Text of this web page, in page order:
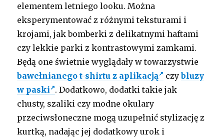
elementem letniego looku. Można
eksperymentować z różnymi teksturami i
krojami, jak bomberki z delikatnymi haftami
czy lekkie parki z kontrastowymi zamkami.
Będą one świetnie wyglądały w towarzystwie
bawełnianego t-shirtu z aplikacją
czybluzy
w paski . Dodatkowo, dodatki takie jak
chusty, szaliki czy modne okulary
przeciwsłoneczne mogą uzupełnić stylizację z
kurtką, nadając jej dodatkowy urok i